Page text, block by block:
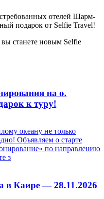
отелей Шарм-
подарок от Selfie Travel!
станете новым Selfie
на о.
к туру!
океану не только
Объявляем о старте
по направлению
з
в Каире — 28.11.2026